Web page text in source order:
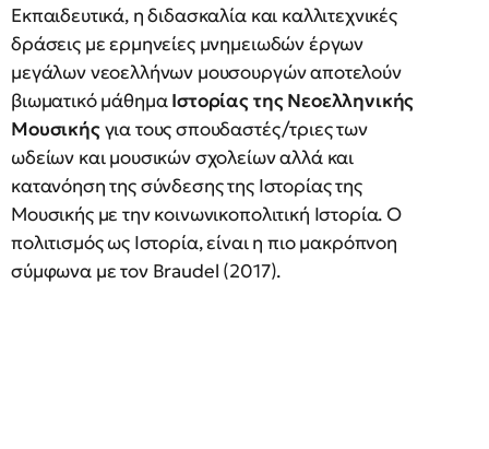
Εκπαιδευτικά, η διδασκαλία και καλλιτεχνικές
δράσεις με ερμηνείες μνημειωδών έργων
μεγάλων νεοελλήνων μουσουργών αποτελούν
βιωματικό μάθημαΙστορίας της Νεοελληνικής
Μουσικήςγια τους σπουδαστές/τριες των
ωδείων και μουσικών σχολείων αλλά και
κατανόηση της σύνδεσης της Ιστορίας της
Μουσικής με την κοινωνικοπολιτική Ιστορία. Ο
πολιτισμός ως Ιστορία, είναι η πιο μακρόπνοη
σύμφωνα με τον Braudel (2017).